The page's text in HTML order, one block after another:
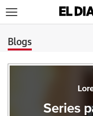
Blogs
Series